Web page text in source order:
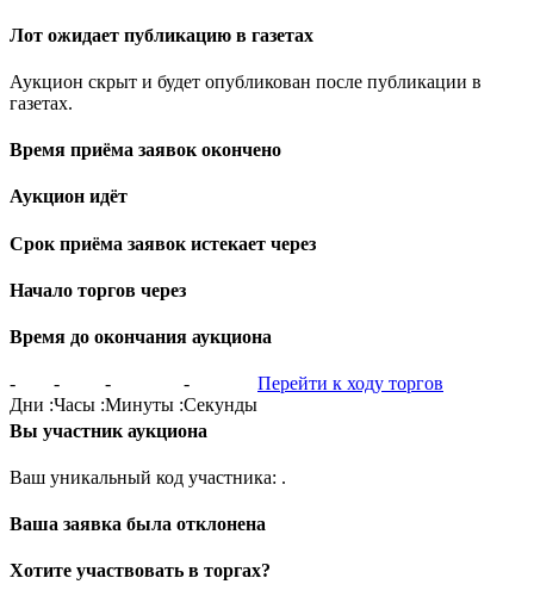
Лот ожидает публикацию в газетах
Аукцион скрыт и будет опубликован после публикации в
газетах.
Время приёма заявок окончено
Аукцион идёт
Срок приёма заявок истекает через
Начало торгов через
Время до окончания аукциона
-
Дни :
-
Часы :
-
Минуты :
-
Секунды
Перейти к ходу торгов
Вы участник аукциона
Ваш уникальный код участника: .
Ваша заявка была отклонена
Хотите участвовать в торгах?